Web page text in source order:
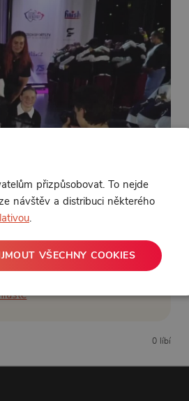
0 líbí
přizpůsobovat. To nejde
návštěv a distribuci některého
.
VŠECHNY COOKIES